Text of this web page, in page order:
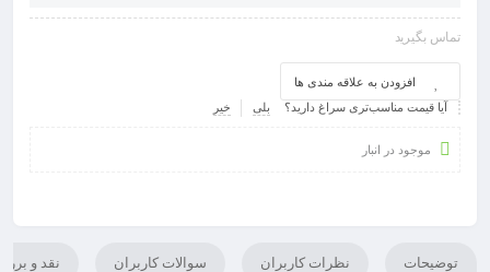
تماس بگیرید
افزودن به علاقه مندی ها
آیا قیمت مناسب‌تری سراغ دارید؟
بلی خیر
موجود در انبار
توضیحات نظرات کاربران سوالات کاربران نقد و